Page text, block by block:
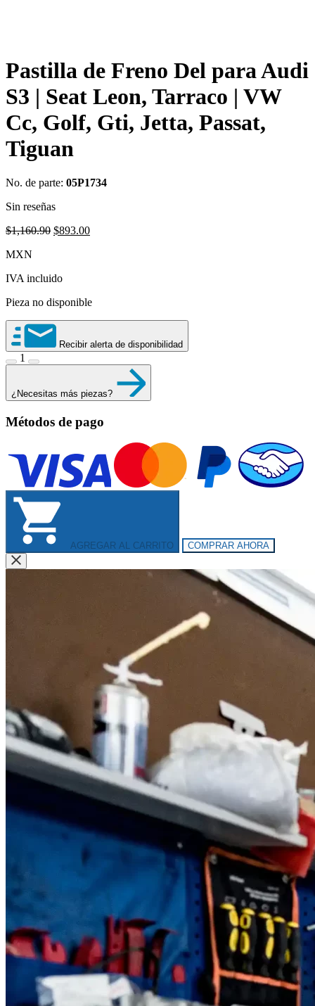
Pastilla de Freno Del para Audi
S3 | Seat Leon, Tarraco | VW
Cc, Golf, Gti, Jetta, Passat,
Tiguan
No. de parte: 05P1734
Sin reseñas
$1,160.90 Original
$893.00Current
MXN
IVA incluido
Pieza no disponible
Recibir alerta de disponibilidad
1
¿Necesitas más piezas?
Métodos de pago
AGREGAR AL CARRITO COMPRAR AHORA